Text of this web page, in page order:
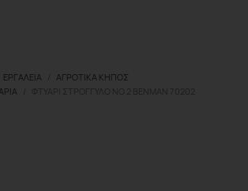
ΕΡΓΑΛΕΊΑ
ΑΓΡΟΤΙΚΆ ΚΉΠΟΣ
ΦΤΥΆΡΙ ΣΤΡΟΓΓΥΛΌ ΝΟ 2 BENMAN 70202